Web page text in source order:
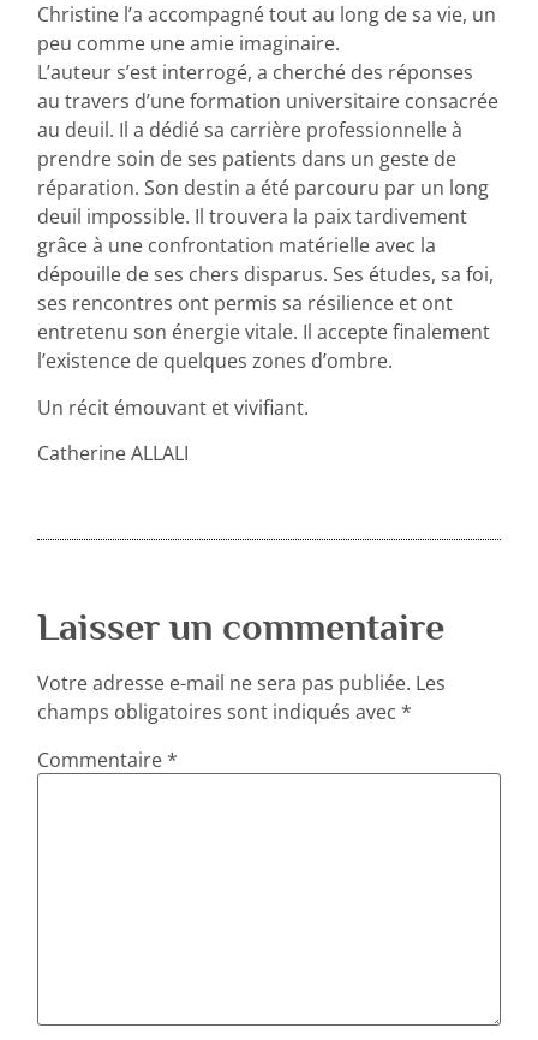
Christine l’a accompagné tout au long de sa vie, un
peu comme une amie imaginaire.
L’auteur s’est interrogé, a cherché des réponses
au travers d’une formation universitaire consacrée
au deuil. Il a dédié sa carrière professionnelle à
prendre soin de ses patients dans un geste de
réparation. Son destin a été parcouru par un long
deuil impossible. Il trouvera la paix tardivement
grâce à une confrontation matérielle avec la
dépouille de ses chers disparus. Ses études, sa foi,
ses rencontres ont permis sa résilience et ont
entretenu son énergie vitale. Il accepte finalement
l’existence de quelques zones d’ombre.
Un récit émouvant et vivifiant.
Catherine ALLALI
Laisser un commentaire
Votre adresse e-mail ne sera pas publiée. Les
champs obligatoires sont indiqués avec*
Commentaire*